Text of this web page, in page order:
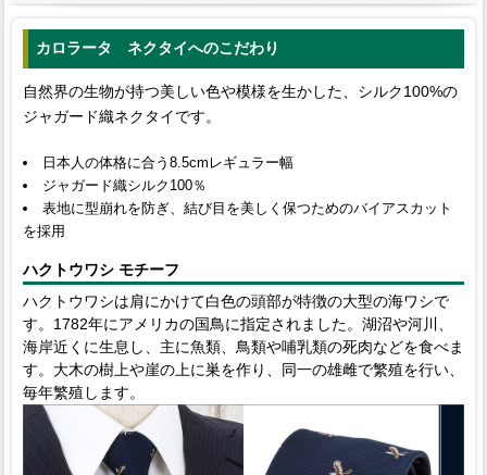
カロラータ ネクタイへのこだわり
自然界の生物が持つ美しい色や模様を生かした、シルク100%の
ジャガード織ネクタイです。
日本人の体格に合う8.5cmレギュラー幅
ジャガード織シルク100％
表地に型崩れを防ぎ、結び目を美しく保つためのバイアスカット
を採用
ハクトウワシ モチーフ
ハクトウワシは肩にかけて白色の頭部が特徴の大型の海ワシで
す。1782年にアメリカの国鳥に指定されました。湖沼や河川、
海岸近くに生息し、主に魚類、鳥類や哺乳類の死肉などを食べま
す。大木の樹上や崖の上に巣を作り、同一の雄雌で繁殖を行い、
毎年繁殖します。